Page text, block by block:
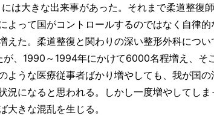
は大きな出来事があった。それまで柔道整復
よって国がコントロールするのではなく自律的
えた。柔道整復と関わりの深い整形外科につい
、1990～1994年にかけて6000名程増え、そ
ような医療従事者ばかり増やしても、我が国の
況になると思われる。しかし一度増やしてしま
きな混乱を生じる。